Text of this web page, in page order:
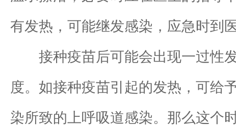
有发热，可能继发感染，应急时到
接种疫苗后可能会出现一过性发
度。如接种疫苗引起的发热，可给
染所致的上呼吸道感染。那么这个